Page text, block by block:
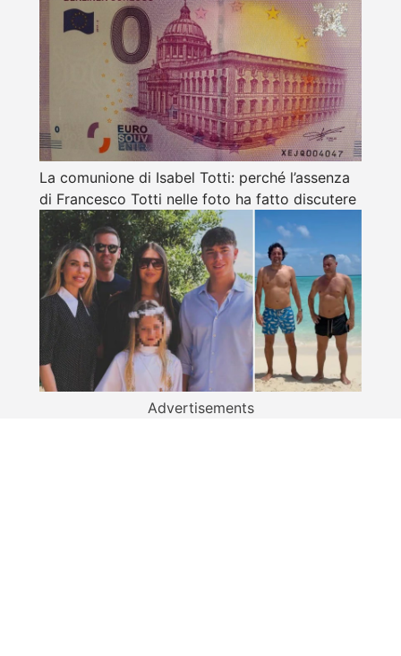
La comunione di Isabel Totti: perché l’assenza
di Francesco Totti nelle foto ha fatto discutere
Advertisements